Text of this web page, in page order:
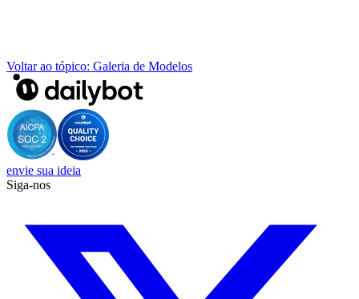
Voltar ao tópico: Galeria de Modelos
envie sua ideia
Siga-nos